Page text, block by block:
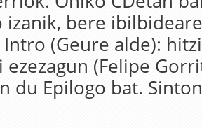
izanik, bere
(Geure alde):
ezezagun (Felipe
du Epilogo bat.